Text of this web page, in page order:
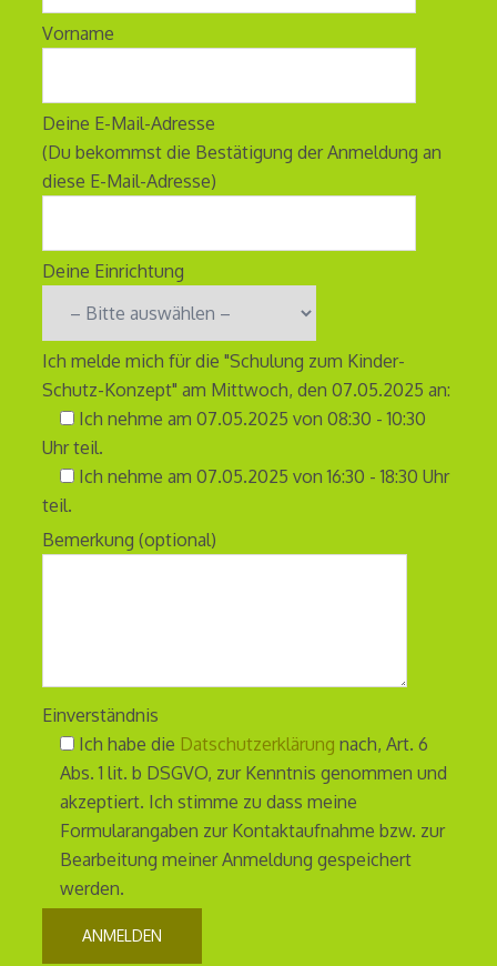
Vorname
Deine E-Mail-Adresse
(Du bekommst die Bestätigung der Anmeldung an
diese E-Mail-Adresse)
Deine Einrichtung
Ich melde mich für die "Schulung zum Kinder-
Schutz-Konzept" am Mittwoch, den 07.05.2025 an:
Ich nehme am 07.05.2025 von 08:30 - 10:30
Uhr teil.
Ich nehme am 07.05.2025 von 16:30 - 18:30 Uhr
teil.
Bemerkung (optional)
Einverständnis
Ich habe die Datschutzerklärung nach, Art. 6
Abs. 1 lit. b DSGVO, zur Kenntnis genommen und
akzeptiert. Ich stimme zu dass meine
Formularangaben zur Kontaktaufnahme bzw. zur
Bearbeitung meiner Anmeldung gespeichert
werden.